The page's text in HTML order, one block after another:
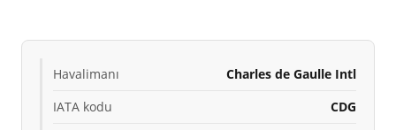
Havalimanı
Charles de Gaulle Intl
IATA kodu
CDG